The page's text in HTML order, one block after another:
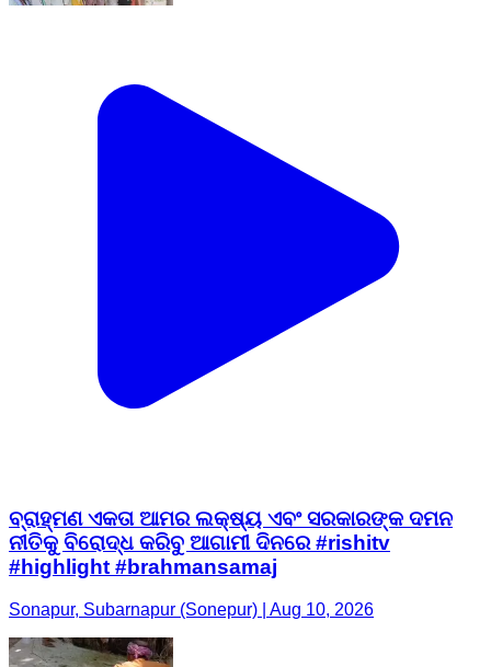
ବ୍ରାହ୍ମଣ ଏକତା ଆମର ଲକ୍ଷ୍ୟ ଏବଂ ସରକାରଙ୍କ ଦମନ
ନୀତିକୁ ବିରୋଦ୍ଧ କରିବୁ ଆଗାମୀ ଦିନରେ #rishitv
#highlight #brahmansamaj
Sonapur, Subarnapur (Sonepur) | Aug 10, 2026